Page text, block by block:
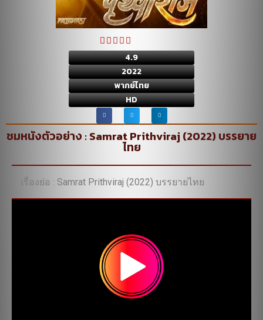
4.9
2022
พากย์ไทย
HD
ชมหนังตัวอย่าง : Samrat Prithviraj (2022) บรรยาย
ไทย
เรื่องย่อ : Samrat Prithviraj (2022) บรรยายไทย